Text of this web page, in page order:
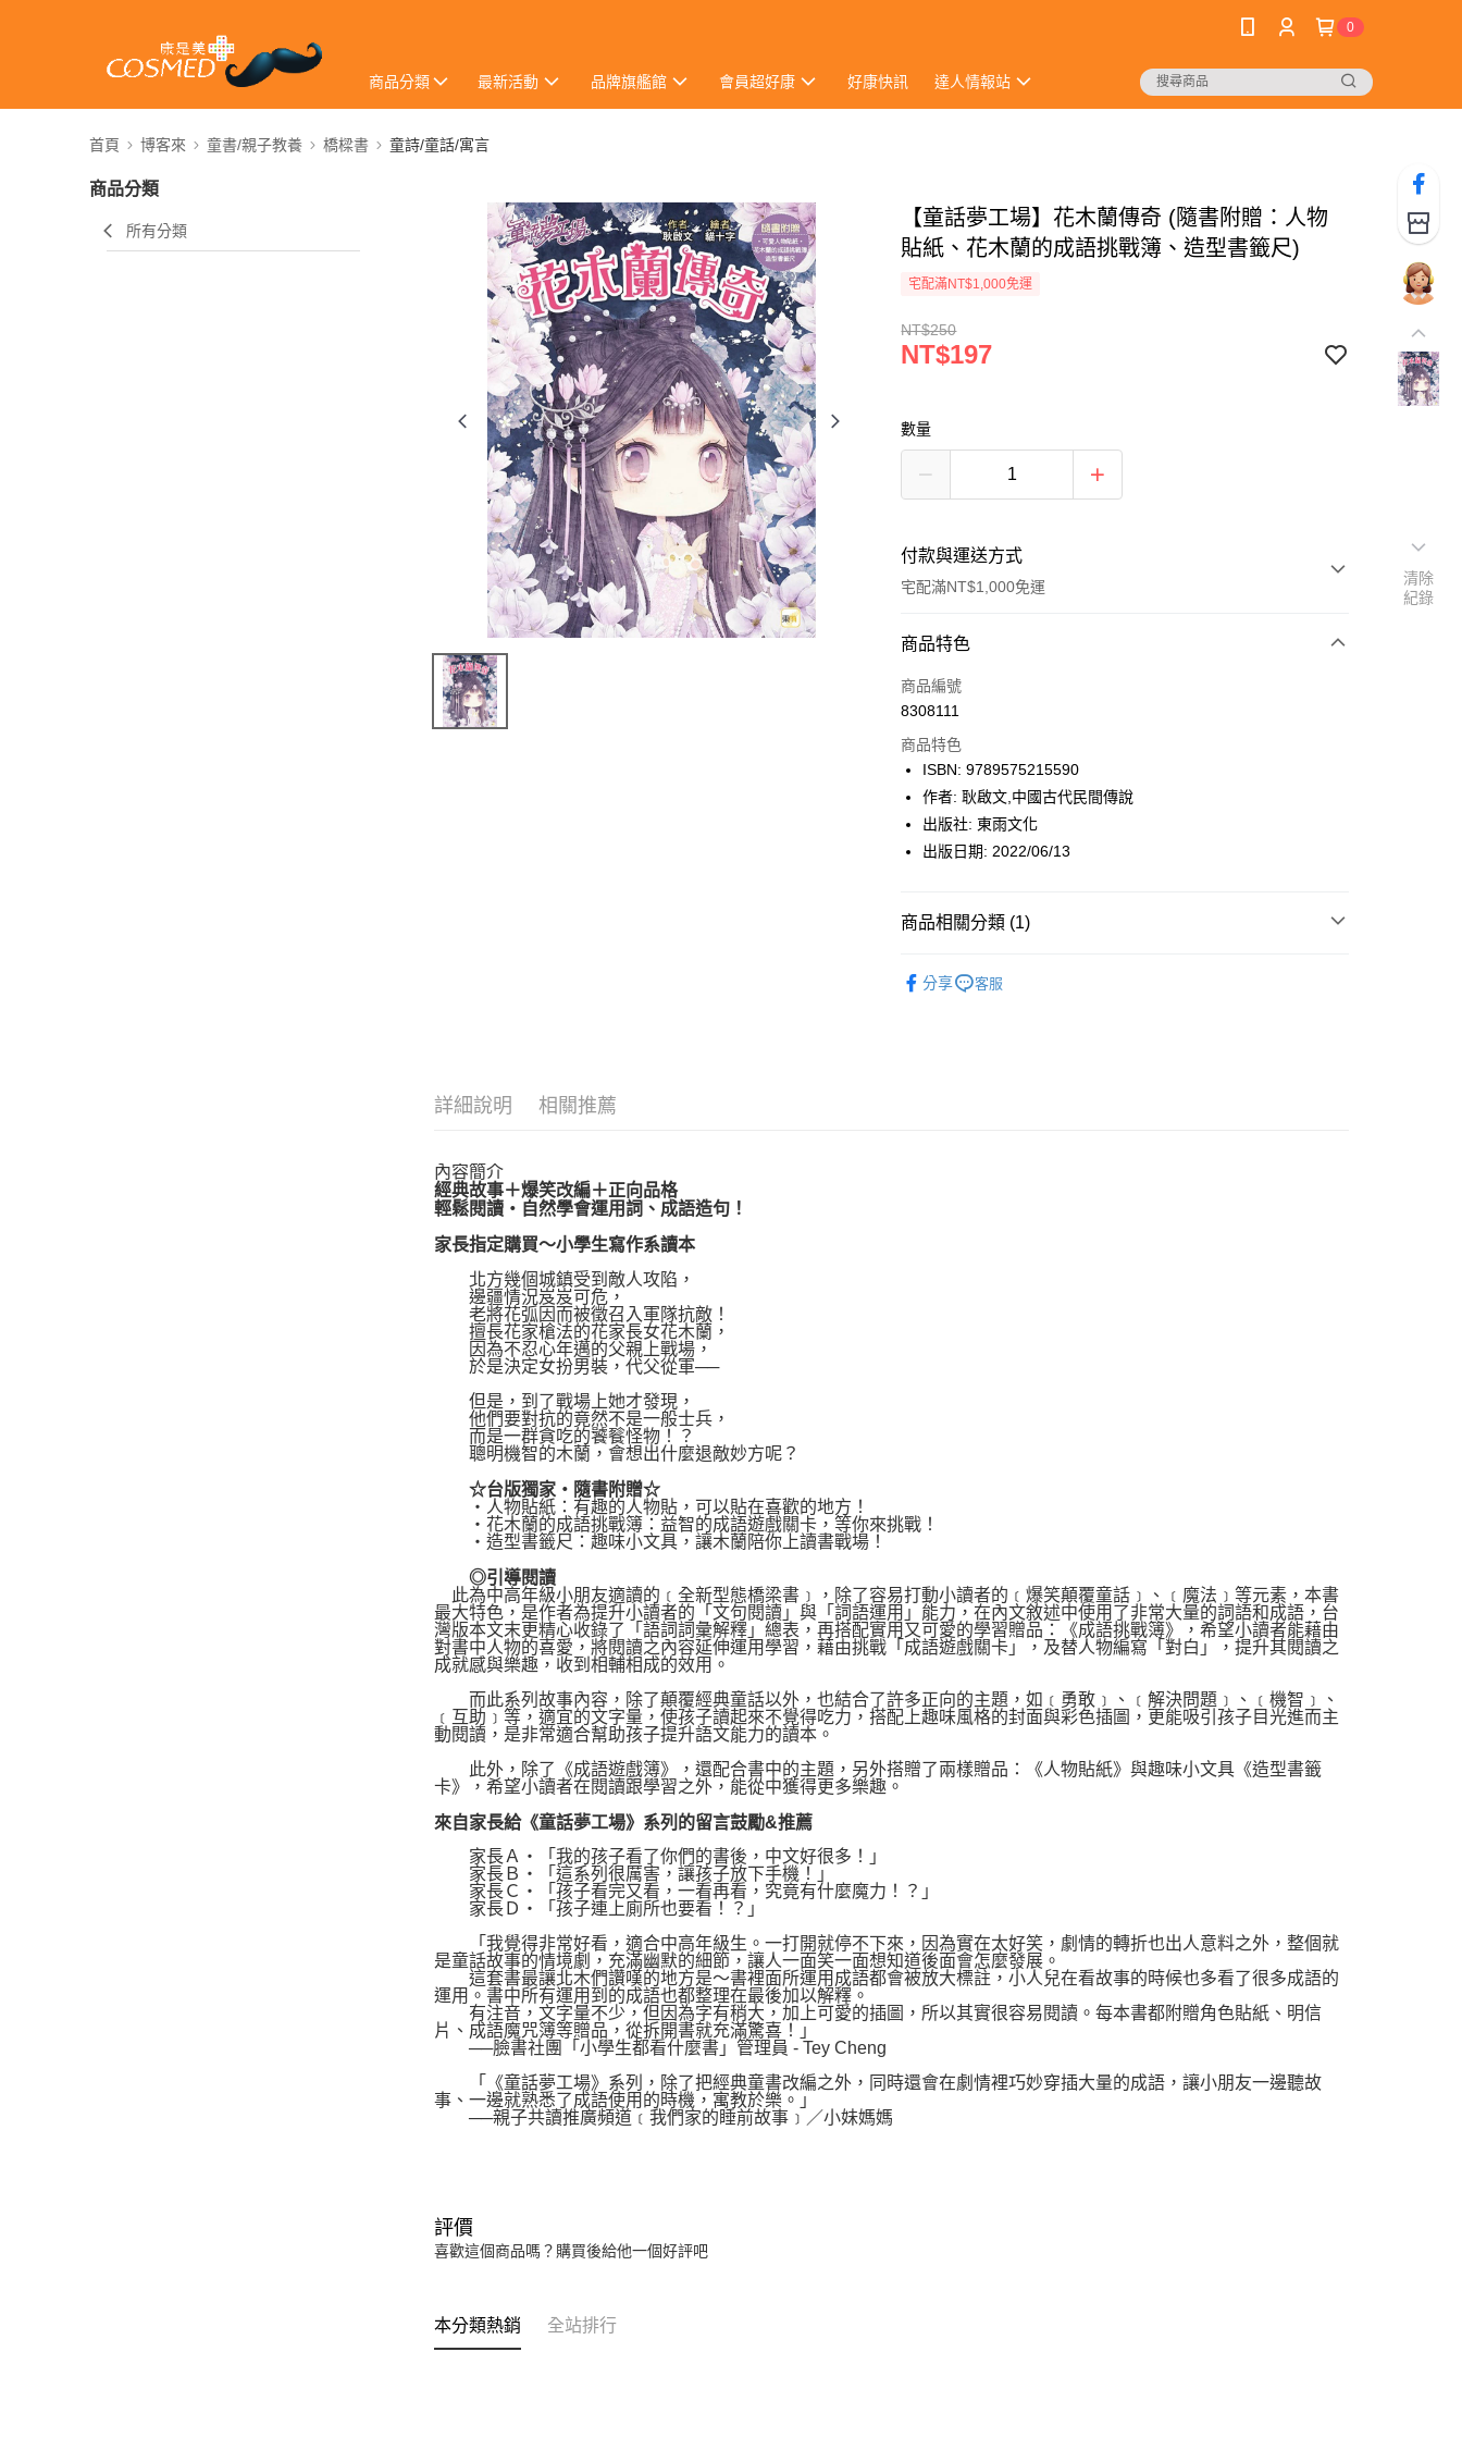
0
商品分類 最新活動 品牌旗艦館 會員超好康 好康快訊 達人情報站
首頁 博客來 童書/親子教養 橋樑書 童詩/童話/寓言
商品分類
所有分類
【童話夢工場】花木蘭傳奇 (隨書附贈：人物
貼紙、花木蘭的成語挑戰簿、造型書籤尺)
宅配滿NT$1,000免運
NT$250
NT$197
數量
付款與運送方式
宅配滿NT$1,000免運
付款方式
icash Pay
數位禮券
LINE Pay
Apple Pay
悠遊付
商品特色
商品編號
8308111
商品特色
ISBN: 9789575215590
作者: 耿啟文,中國古代民間傳說
出版社: 東雨文化
出版日期: 2022/06/13
商品相關分類 (1)
分享
客服
詳細說明 相關推薦
內容簡介
經典故事＋爆笑改編＋正向品格
輕鬆閱讀‧自然學會運用詞、成語造句！
家長指定購買～小學生寫作系讀本
北方幾個城鎮受到敵人攻陷，
邊疆情況岌岌可危，
老將花弧因而被徵召入軍隊抗敵！
擅長花家槍法的花家長女花木蘭，
因為不忍心年邁的父親上戰場，
於是決定女扮男裝，代父從軍──
但是，到了戰場上她才發現，
他們要對抗的竟然不是一般士兵，
而是一群貪吃的饕餮怪物！？
聰明機智的木蘭，會想出什麼退敵妙方呢？
☆台版獨家‧隨書附贈☆
‧人物貼紙：有趣的人物貼，可以貼在喜歡的地方！
‧花木蘭的成語挑戰簿：益智的成語遊戲關卡，等你來挑戰！
‧造型書籤尺：趣味小文具，讓木蘭陪你上讀書戰場！
◎引導閱讀
此為中高年級小朋友適讀的﹝全新型態橋梁書﹞，除了容易打動小讀者的﹝爆笑顛覆童話﹞、﹝魔法﹞等元素，本書
最大特色，是作者為提升小讀者的「文句閱讀」與「詞語運用」能力，在內文敘述中使用了非常大量的詞語和成語，台
灣版本文末更精心收錄了「語詞詞彙解釋」總表，再搭配實用又可愛的學習贈品：《成語挑戰簿》，希望小讀者能藉由
對書中人物的喜愛，將閱讀之內容延伸運用學習，藉由挑戰「成語遊戲關卡」，及替人物編寫「對白」，提升其閱讀之
成就感與樂趣，收到相輔相成的效用。
而此系列故事內容，除了顛覆經典童話以外，也結合了許多正向的主題，如﹝勇敢﹞、﹝解決問題﹞、﹝機智﹞、
﹝互助﹞等，適宜的文字量，使孩子讀起來不覺得吃力，搭配上趣味風格的封面與彩色插圖，更能吸引孩子目光進而主
動閱讀，是非常適合幫助孩子提升語文能力的讀本。
此外，除了《成語遊戲簿》，還配合書中的主題，另外搭贈了兩樣贈品：《人物貼紙》與趣味小文具《造型書籤
卡》，希望小讀者在閱讀跟學習之外，能從中獲得更多樂趣。
來自家長給《童話夢工場》系列的留言鼓勵&推薦
家長Ａ‧「我的孩子看了你們的書後，中文好很多！」
家長Ｂ‧「這系列很厲害，讓孩子放下手機！」
家長Ｃ‧「孩子看完又看，一看再看，究竟有什麼魔力！？」
家長Ｄ‧「孩子連上廁所也要看！？」
「我覺得非常好看，適合中高年級生。一打開就停不下來，因為實在太好笑，劇情的轉折也出人意料之外，整個就
是童話故事的情境劇，充滿幽默的細節，讓人一面笑一面想知道後面會怎麼發展。
這套書最讓北木們讚嘆的地方是～書裡面所運用成語都會被放大標註，小人兒在看故事的時候也多看了很多成語的
運用。書中所有運用到的成語也都整理在最後加以解釋。
有注音，文字量不少，但因為字有稍大，加上可愛的插圖，所以其實很容易閱讀。每本書都附贈角色貼紙、明信
片、成語魔咒簿等贈品，從拆開書就充滿驚喜！」
──臉書社團「小學生都看什麼書」管理員 - Tey Cheng
「《童話夢工場》系列，除了把經典童書改編之外，同時還會在劇情裡巧妙穿插大量的成語，讓小朋友一邊聽故
事、一邊就熟悉了成語使用的時機，寓教於樂。」
──親子共讀推廣頻道﹝我們家的睡前故事﹞／小妹媽媽
評價
喜歡這個商品嗎？購買後給他一個好評吧
本分類熱銷 全站排行
清除
紀錄